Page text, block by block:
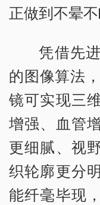
正做到不晕不
凭借先
的图像算法
镜可实现三
增强、血管
更细腻、视
织轮廓更分
能纤毫毕现